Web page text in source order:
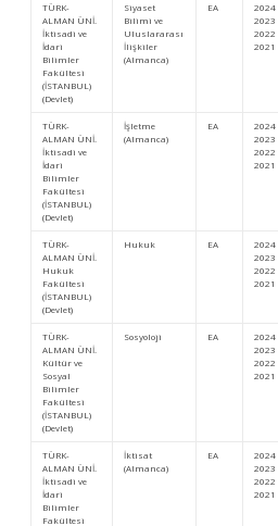
TÜRK-
ALMAN ÜNİ.
İktisadi ve
İdari
Bilimler
Fakültesi
(İSTANBUL)
(Devlet)
Siyaset
Bilimi ve
Uluslararası
İlişkiler
(Almanca)
EA
2024
2023
2022
2021
TÜRK-
ALMAN ÜNİ.
İktisadi ve
İdari
Bilimler
Fakültesi
(İSTANBUL)
(Devlet)
İşletme
(Almanca)
EA
2024
2023
2022
2021
TÜRK-
ALMAN ÜNİ.
Hukuk
Fakültesi
(İSTANBUL)
(Devlet)
Hukuk EA
2024
2023
2022
2021
TÜRK-
ALMAN ÜNİ.
Kültür ve
Sosyal
Bilimler
Fakültesi
(İSTANBUL)
(Devlet)
Sosyoloji EA
2024
2023
2022
2021
TÜRK-
ALMAN ÜNİ.
İktisadi ve
İdari
Bilimler
Fakültesi
İktisat
(Almanca)
EA
2024
2023
2022
2021